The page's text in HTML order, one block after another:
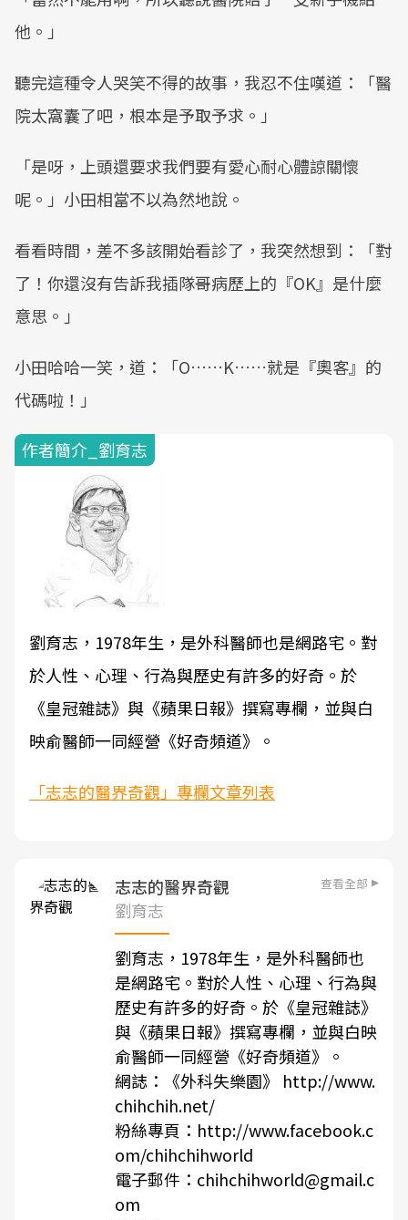
他。」
聽完這種令人哭笑不得的故事，我忍不住嘆道：「醫
院太窩囊了吧，根本是予取予求。」
「是呀，上頭還要求我們要有愛心耐心體諒關懷
呢。」小田相當不以為然地說。
看看時間，差不多該開始看診了，我突然想到：「對
了！你還沒有告訴我插隊哥病歷上的『OK』是什麼
意思。」
小田哈哈一笑，道：「O……K……就是『奧客』的
代碼啦！」
作者簡介_劉育志
劉育志，1978年生，是外科醫師也是網路宅。對
於人性、心理、行為與歷史有許多的好奇。於
《皇冠雜誌》與《蘋果日報》撰寫專欄，並與白
映俞醫師一同經營《好奇頻道》。
「志志的醫界奇觀」專欄文章列表
志志的醫界奇觀 查看全部
劉育志
劉育志，1978年生，是外科醫師也
是網路宅。對於人性、心理、行為與
歷史有許多的好奇。於《皇冠雜誌》
與《蘋果日報》撰寫專欄，並與白映
俞醫師一同經營《好奇頻道》。
網誌：《外科失樂園》 http://www.
chihchih.net/
粉絲專頁：http://www.facebook.c
om/chihchihworld
電子郵件：chihchihworld@gmail.c
om